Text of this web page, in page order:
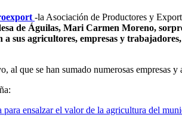
-la Asociación de Productores y
de Águilas, Mari Carmen Moreno,
sus agricultores, empresas y
al que se han sumado numerosas empresas
para ensalzar el valor de la agricultura del